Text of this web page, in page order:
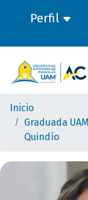
Perfil
Inicio
Graduada
Quindío